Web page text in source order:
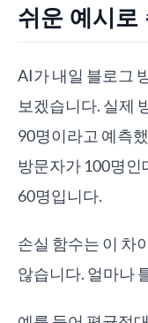
쉬운 예시로
AI가 내일 블로그
보겠습니다. 실제
90명이라고 예측
방문자가 100명
60명입니다.
손실 함수는 이 차
않습니다. 얼마나